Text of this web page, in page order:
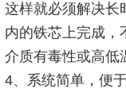
这样就必须解决长
内的铁芯上完成，
介质有毒性或高低
4、系统简单，便